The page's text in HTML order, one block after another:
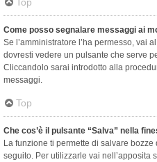
Come posso segnalare messaggi ai
Se l’amministratore l’ha permesso, vai
dovresti vedere un pulsante che serve
Cliccandolo sarai introdotto alla
messaggi.
Top
Che cos’è il pulsante “Salva” nella
La funzione ti permette di salvare
seguito. Per utilizzarle vai